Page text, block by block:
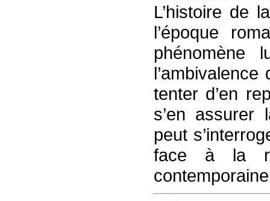
L’histoire de
l’époque
phénomène
tenter d’en
s’en
peut
face à la